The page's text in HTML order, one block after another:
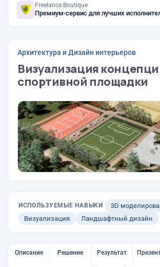
Freelance.Boutique
Премиум-сервис для лучших
Архитектура и Дизайн интерьеров
Визуализация
спортивной площадки
ИСПОЛЬЗУЕМЫЕ НАВЫКИ
3D
Визуализация
Ландшафтный дизайн
Описание Решение Результат